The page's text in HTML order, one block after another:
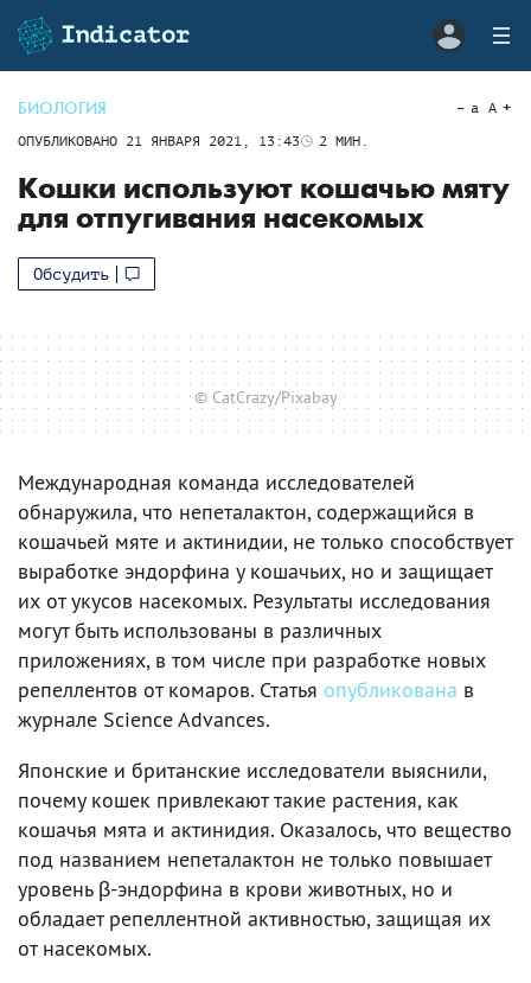
БИОЛОГИЯ
ОПУБЛИКОВАНО 21 ЯНВАРЯ 2021, 13:43 2 МИН.
a A
Кошки используют кошачью мяту
для отпугивания насекомых
Обсудить
© CatCrazy/Pixabay
Международная команда исследователей
обнаружила, что непеталактон, содержащийся в
кошачьей мяте и актинидии, не только способствует
выработке эндорфина у кошачьих, но и защищает
их от укусов насекомых. Результаты исследования
могут быть использованы в различных
приложениях, в том числе при разработке новых
репеллентов от комаров. Статья опубликована в
журнале Science Advances.
Японские и британские исследователи выяснили,
почему кошек привлекают такие растения, как
кошачья мята и актинидия. Оказалось, что вещество
под названием непеталактон не только повышает
уровень β-эндорфина в крови животных, но и
обладает репеллентной активностью, защищая их
от насекомых.